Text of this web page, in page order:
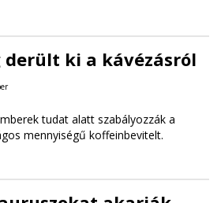
derült ki a kávézásról
tudat alatt szabályozzák a
mennyiségű koffeinbevitelt.